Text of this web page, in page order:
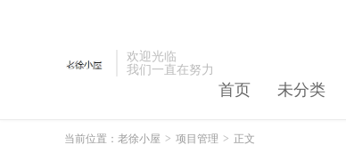
欢迎光临
我们一直在努力
首页 未分类
当前位置： 老徐小屋 > 项目管理 > 正文